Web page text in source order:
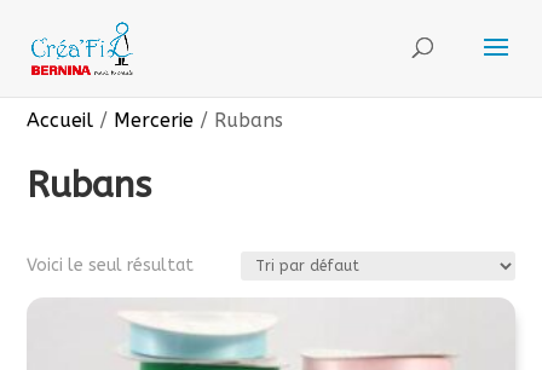
Accueil / Mercerie / Rubans
Rubans
Voici le seul résultat